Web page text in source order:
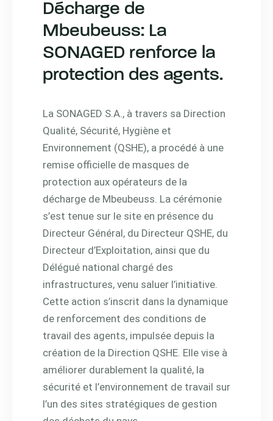
Décharge de
Mbeubeuss: La
SONAGED renforce la
protection des agents.
La SONAGED S.A., à travers sa Direction
Qualité, Sécurité, Hygiène et
Environnement (QSHE), a procédé à une
remise officielle de masques de
protection aux opérateurs de la
décharge de Mbeubeuss. La cérémonie
s’est tenue sur le site en présence du
Directeur Général, du Directeur QSHE, du
Directeur d’Exploitation, ainsi que du
Délégué national chargé des
infrastructures, venu saluer l’initiative.
Cette action s’inscrit dans la dynamique
de renforcement des conditions de
travail des agents, impulsée depuis la
création de la Direction QSHE. Elle vise à
améliorer durablement la qualité, la
sécurité et l’environnement de travail sur
l’un des sites stratégiques de gestion